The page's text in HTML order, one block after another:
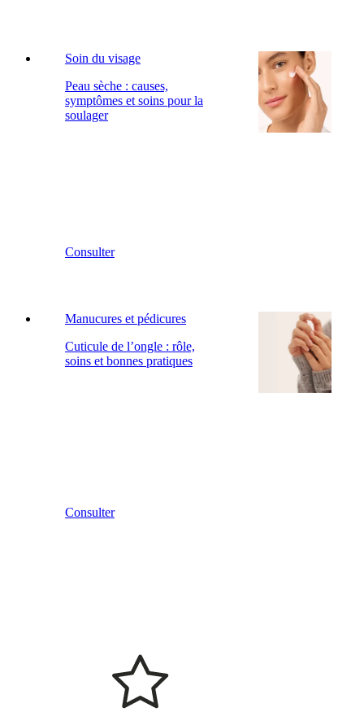
Soin du visage
Peau sèche : causes,
symptômes et soins pour la
soulager
Consulter
Manucures et pédicures
Cuticule de l’ongle : rôle,
soins et bonnes pratiques
Consulter